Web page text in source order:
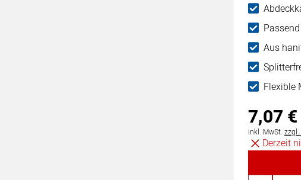
Aus
Flexible
7,07 €
Steuerhinweis:
inkl. MwSt. zzgl.
Derzeit